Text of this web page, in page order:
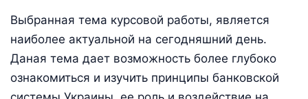
Выбранная тема курсовой работы, является
наиболее актуальной на сегодняшний день.
Даная тема дает возможность более глубоко
ознакомиться и изучить принципы банковской